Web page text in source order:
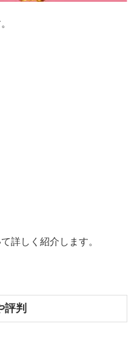
詳しく紹介します。
評判